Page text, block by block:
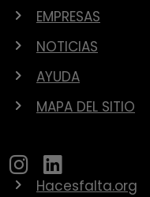
EMPRESAS
NOTICIAS
AYUDA
MAPA DEL SITIO
Hacesfalta.org